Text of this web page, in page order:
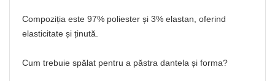
Compoziția este 97% poliester și 3% elastan, oferind
elasticitate și ținută.
Cum trebuie spălat pentru a păstra dantela și forma?